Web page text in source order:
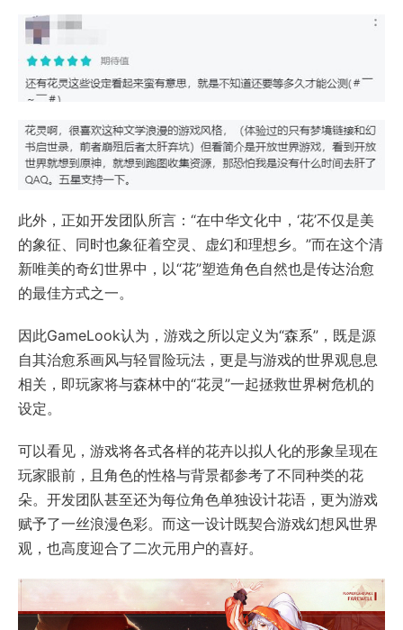
此外，正如开发团队所言：“在中华文化中，‘花’不仅是美
的象征、同时也象征着空灵、虚幻和理想乡。”而在这个清
新唯美的奇幻世界中，以“花”塑造角色自然也是传达治愈
的最佳方式之一。
因此GameLook认为，游戏之所以定义为“森系”，既是源
自其治愈系画风与轻冒险玩法，更是与游戏的世界观息息
相关，即玩家将与森林中的“花灵”一起拯救世界树危机的
设定。
可以看见，游戏将各式各样的花卉以拟人化的形象呈现在
玩家眼前，且角色的性格与背景都参考了不同种类的花
朵。开发团队甚至还为每位角色单独设计花语，更为游戏
赋予了一丝浪漫色彩。而这一设计既契合游戏幻想风世界
观，也高度迎合了二次元用户的喜好。